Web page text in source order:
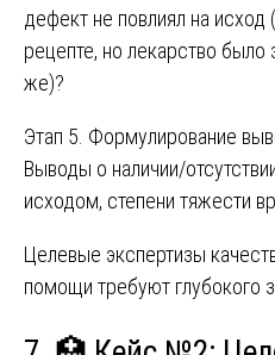
дефект не повлиял на
рецепте, но лекарство
же)?
Этап 5. Формулирование
Выводы о наличии/
исходом, степени тяжести
Целевые экспертизы
помощи требуют глубокого